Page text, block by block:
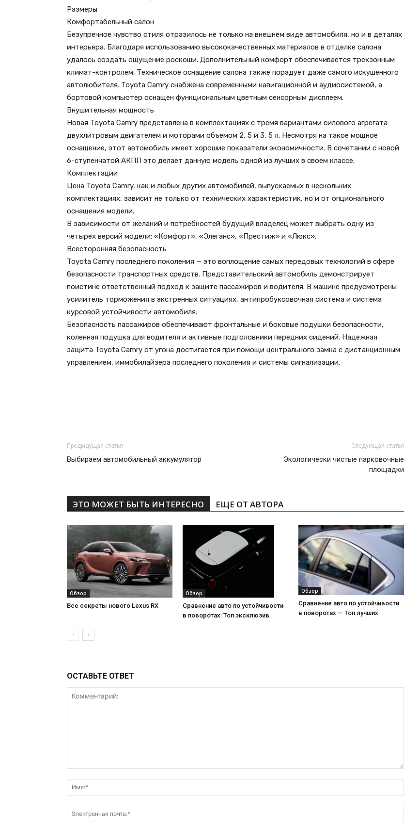
Размеры
Комфортабельный салон
Безупречное чувство стиля отразилось не только на внешнем виде автомобиля, но и в деталях
интерьера. Благодаря использованию высококачественных материалов в отделке салона
удалось создать ощущение роскоши. Дополнительный комфорт обеспечивается трехзонным
климат-контролем. Техническое оснащение салона также порадует даже самого искушенного
автолюбителя. Toyota Camry снабжена современными навигационной и аудиосистемой, а
бортовой компьютер оснащен функциональным цветным сенсорным дисплеем.
Внушительная мощность
Новая Toyota Camry представлена в комплектациях с тремя вариантами силового агрегата:
двухлитровым двигателем и моторами объемом 2, 5 и 3, 5 л. Несмотря на такое мощное
оснащение, этот автомобиль имеет хорошие показатели экономичности. В сочетании с новой
6-ступенчатой АКПП это делает данную модель одной из лучших в своем классе.
Комплектации
Цена Toyota Camry, как и любых других автомобилей, выпускаемых в нескольких
комплектациях, зависит не только от технических характеристик, но и от опционального
оснащения модели.
В зависимости от желаний и потребностей будущий владелец может выбрать одну из
четырех версий модели: «Комфорт», «Элеганс», «Престиж» и «Люкс».
Всесторонняя безопасность
Toyota Camry последнего поколения — это воплощение самых передовых технологий в сфере
безопасности транспортных средств. Представительский автомобиль демонстрирует
поистине ответственный подход к защите пассажиров и водителя. В машине предусмотрены
усилитель торможения в экстренных ситуациях, антипробуксовочная система и система
курсовой устойчивости автомобиля.
Безопасность пассажиров обеспечивают фронтальные и боковые подушки безопасности,
коленная подушка для водителя и активные подголовники передних сидений. Надежная
защита Toyota Camry от угона достигается при помощи центрального замка с дистанционным
управлением, иммобилайзера последнего поколения и системы сигнализации.
Предыдущая статья
Выбираем автомобильный аккумулятор
Следующая статья
Экологически чистые парковочные
площадки
ЭТО МОЖЕТ БЫТЬ ИНТЕРЕСНО ЕЩЕ ОТ АВТОРА
Обзор
Все секреты нового Lexus RX
Обзор
Сравнение авто по устойчивости
в поворотах: Топ эксклюзив
Обзор
Сравнение авто по устойчивости
в поворотах — Топ лучших
ОСТАВЬТЕ ОТВЕТ